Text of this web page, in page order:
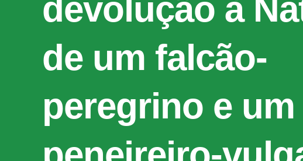
devolução à
de um falcão-
peregrino e um